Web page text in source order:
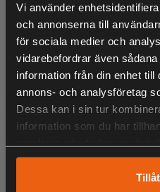
Vi använder
och annonserna till
för sociala medier och
vidarebefordrar även
information från din enhet till
annons- och analysföretag
Dessa kan i sin tur
information som du har
Varningsskylt Jakttorn
60:-